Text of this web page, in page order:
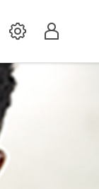
SettingsProfil